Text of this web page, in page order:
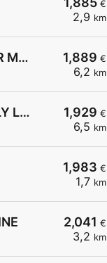
€
2,9 km
1,889 €
6,2 km
INTERMARCHE MAREIL SUR MAULDRE
1,929 €
6,5 km
ESSO EXPRESS ECQUEVILLY LA CHAMOISERIE
1,983 €
1,7 km
2,041 €
3,2 km